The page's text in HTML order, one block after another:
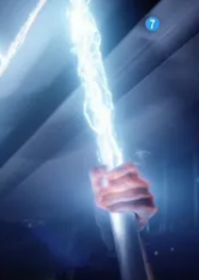
los
una nueva